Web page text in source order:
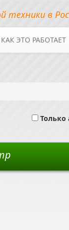
техники в
КАК ЭТО РАБОТАЕТ
Только